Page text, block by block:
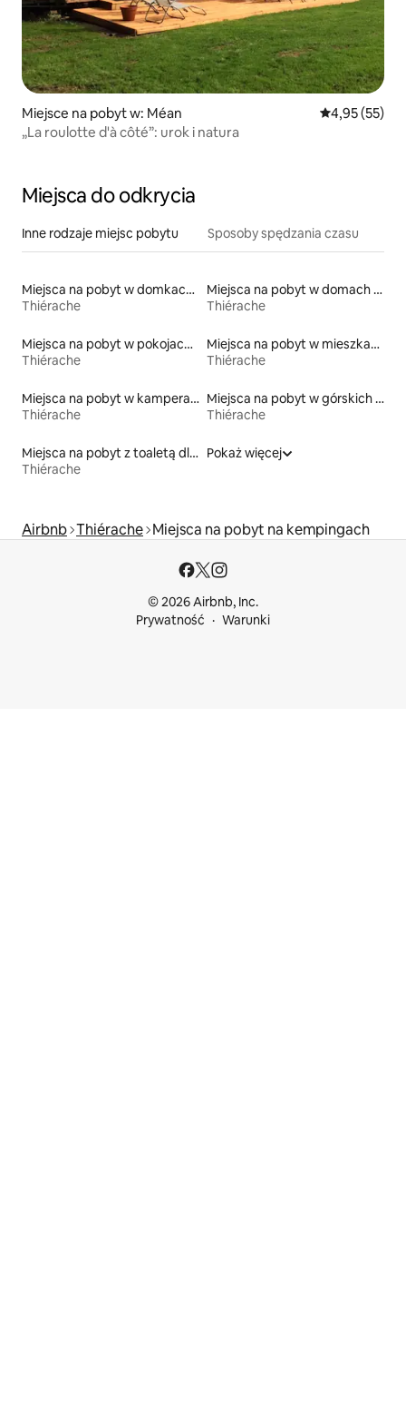
Miejsce na pobyt w: Méan Średnia
4,95 (55)
„La roulotte d'à côté”: urok i natura
Miejsca do odkrycia
Inne rodzaje miejsc pobytu Sposoby spędzania czasu
Miejsca na pobyt w domkach na drzewie
Thiérache
Miejsca na pobyt w domach ziemnych
Thiérache
Miejsca na pobyt w pokojach prywatnych z łazienką
Thiérache
Miejsca na pobyt w mieszkaniach typu condo
Thiérache
Miejsca na pobyt w kamperach
Thiérache
Miejsca na pobyt w górskich chatach
Thiérache
Miejsca na pobyt z toaletą dla osoby z niepełnosprawnością
Thiérache
Pokaż więcej
Airbnb Thiérache Miejsca na pobyt na kempingach
© 2026 Airbnb, Inc.
Prywatność
Warunki